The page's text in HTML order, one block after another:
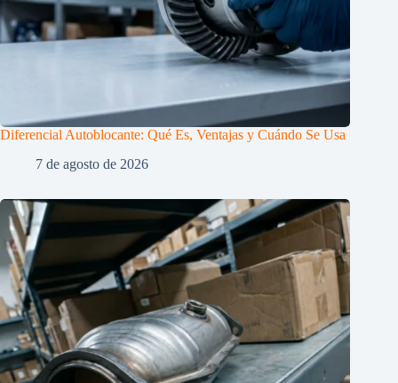
Diferencial Autoblocante: Qué Es, Ventajas y Cuándo Se Usa
7 de agosto de 2026